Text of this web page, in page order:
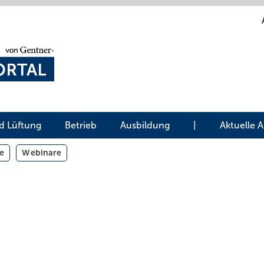
Lüftung Betrieb Ausbildung Aktuelle
Webinare